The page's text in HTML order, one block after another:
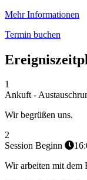
Mehr Informationen
Termin buchen
1
Ankuft -
Wir begrüßen uns.
2
Session Beginn
Wir arbeiten mit dem